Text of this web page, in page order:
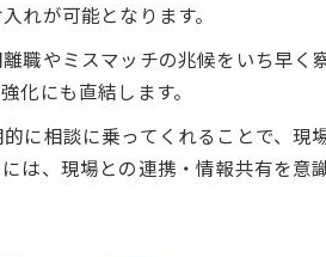
れが可能となります。
職やミスマッチの兆候をいち早
化にも直結します。
に相談に乗ってくれることで、
、現場との連携・情報共有を意